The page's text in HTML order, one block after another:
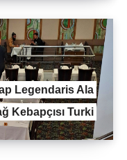
Legendaris Ala
Kebapçısı Turki